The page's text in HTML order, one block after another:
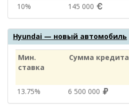
10%
145 000
Hyundai — новый автомобиль
Мин.
ставка
Сумма кредита
13.75%
6 500 000